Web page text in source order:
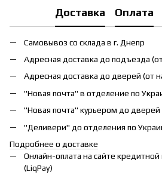
Доставка Оплата
Самовывоз со склада в г. Днепр
Адресная доставка до подъезда
Адресная доставка до дверей (от
"Новая почта" в отделение по
"Новая почта" курьером до дверей
"Деливери" до отделения по
Подробнее о доставке
Онлайн-оплата на сайте
(LiqPay)